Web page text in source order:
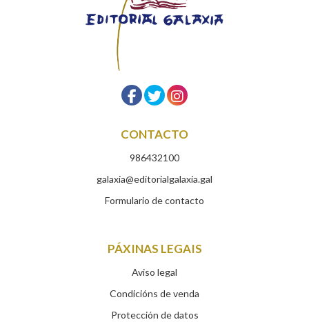
CONTACTO
986432100
galaxia@editorialgalaxia.gal
Formulario de contacto
PÁXINAS LEGAIS
Aviso legal
Condicións de venda
Protección de datos